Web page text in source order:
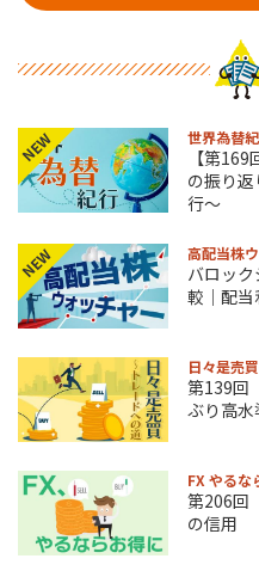
NEW 世界為替
【第
の振り
行～
NEW 高配当株
バロッ
較｜配
日々是売
第139回
ぶり高水
FX やるな
第206回
の信用